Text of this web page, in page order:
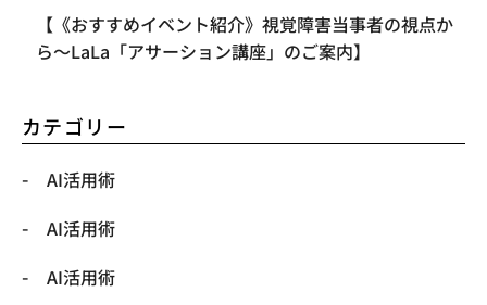
【《おすすめイベント紹介》視覚障害当事者の視点か
ら〜LaLa「アサーション講座」のご案内】
カテゴリー
AI活用術
AI活用術
AI活用術